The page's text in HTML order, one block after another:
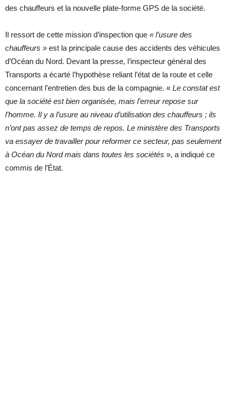
des chauffeurs et la nouvelle plate-forme GPS de la société.
Il ressort de cette mission d’inspection que « l’usure des
chauffeurs » est la principale cause des accidents des véhicules
d’Océan du Nord. Devant la presse, l’inspecteur général des
Transports a écarté l’hypothèse reliant l’état de la route et celle
concernant l’entretien des bus de la compagnie. « Le constat est
que la société est bien organisée, mais l’erreur repose sur
l’homme. Il y a l’usure au niveau d’utilisation des chauffeurs ; ils
n’ont pas assez de temps de repos. Le ministère des Transports
va essayer de travailler pour reformer ce secteur, pas seulement
à Océan du Nord mais dans toutes les sociétés », a indiqué ce
commis de l’État.